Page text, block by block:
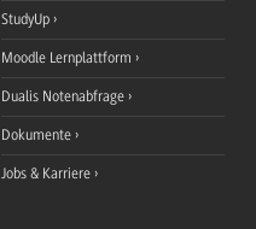
StudyUp
Moodle Lernplattform
Dualis Notenabfrage
Dokumente
Jobs & Karriere